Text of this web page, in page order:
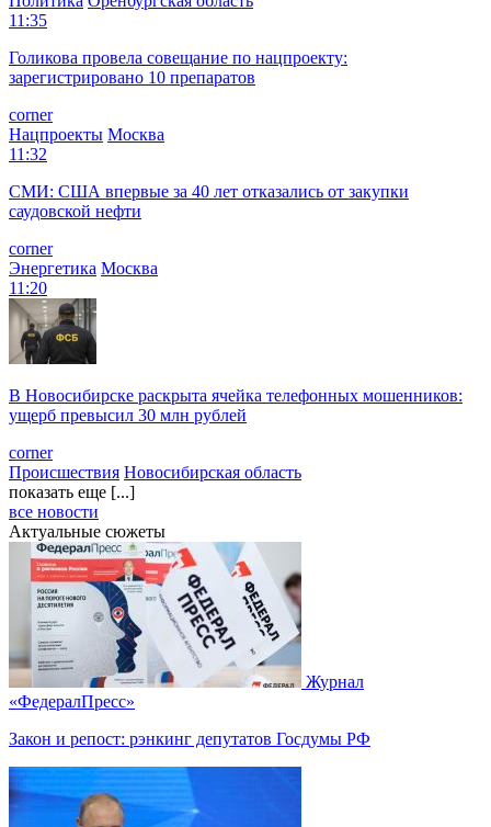
11:35
Голикова провела совещание по нацпроекту:
зарегистрировано 10 препаратов
corner
Нацпроекты Москва
11:32
СМИ: США впервые за 40 лет отказались от закупки
саудовской нефти
corner
Энергетика Москва
11:20
В Новосибирске раскрыта ячейка телефонных мошенников:
ущерб превысил 30 млн рублей
corner
Происшествия Новосибирская область
показать еще [...]
все новости
Актуальные сюжеты
Журнал
«ФедералПресс»
Закон и репост: рэнкинг депутатов Госдумы РФ